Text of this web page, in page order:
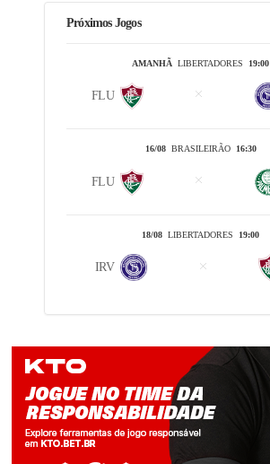
Próximos Jogos
AMANHÃ LIBERTADORES 19:00
FLU
16/08BRASILEIRÃO 16:30
FLU
18/08 LIBERTADORES 19:00
IRV